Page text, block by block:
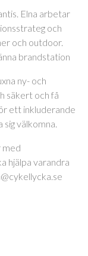
Elna arbetar
och
och outdoor.
brandstation
ny- och
säkert och få
ett inkluderande
sig välkomna.
med
hjälpa varandra